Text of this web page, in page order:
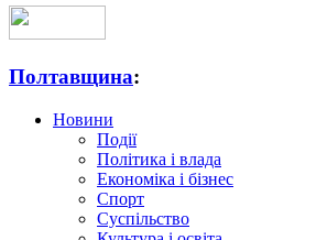
Полтавщина:
Новини
Події
Політика і влада
Економіка і бізнес
Спорт
Суспільство